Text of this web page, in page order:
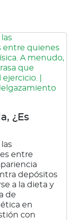
¿Es
entre
depósitos
a la dieta y
de
en
con